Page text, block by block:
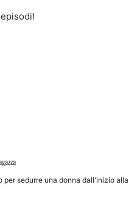
per sedurre una donna dall'inizio alla